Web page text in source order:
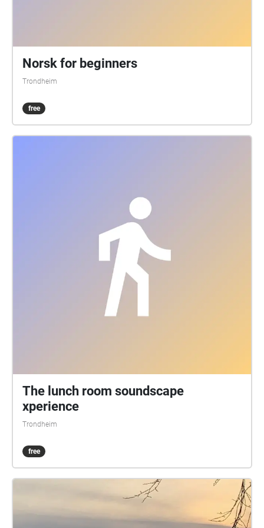
Norsk for beginners
Trondheim
free
The lunch room soundscape
xperience
Trondheim
free